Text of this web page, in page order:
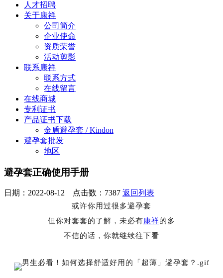
人才招聘
关于康祥
公司简介
企业使命
资质荣誉
活动剪影
联系康祥
联系方式
在线留言
在线商城
专利证书
产品证书下载
金盾避孕套 / Kindon
避孕套批发
地区
避孕套正确使用手册
日期：2022-08-12 点击数： 7387 返回列表
或许你用过很多避孕套
但你对套套的了解，未必有康祥的多
不信的话，你就继续往下看